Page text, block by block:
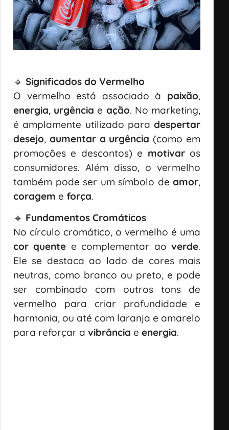
🔹 Significados do Vermelho
O vermelho está associado à paixão,
energia, urgência e ação. No marketing,
é amplamente utilizado para despertar
desejo, aumentar a urgência (como em
promoções e descontos) e motivaros
consumidores. Além disso, o vermelho
também pode ser um símbolo de amor,
coragem e força.
🔹 Fundamentos Cromáticos
No círculo cromático, o vermelho é uma
cor quente e complementar aoverde.
Ele se destaca ao lado de cores mais
neutras, como branco ou preto, e pode
ser combinado com outros tons de
vermelho para criar profundidade e
harmonia, ou até com laranja e amarelo
para reforçar a vibrância e energia.